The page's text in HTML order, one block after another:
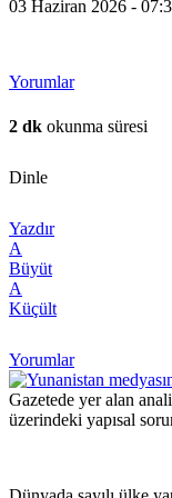
03 Haziran 2026 -
Yorumlar
2 dk okunma süresi
Dinle
Yazdır
A
Büyüt
A
Küçült
Yorumlar
Gazetede yer alan
üzerindeki yapısal